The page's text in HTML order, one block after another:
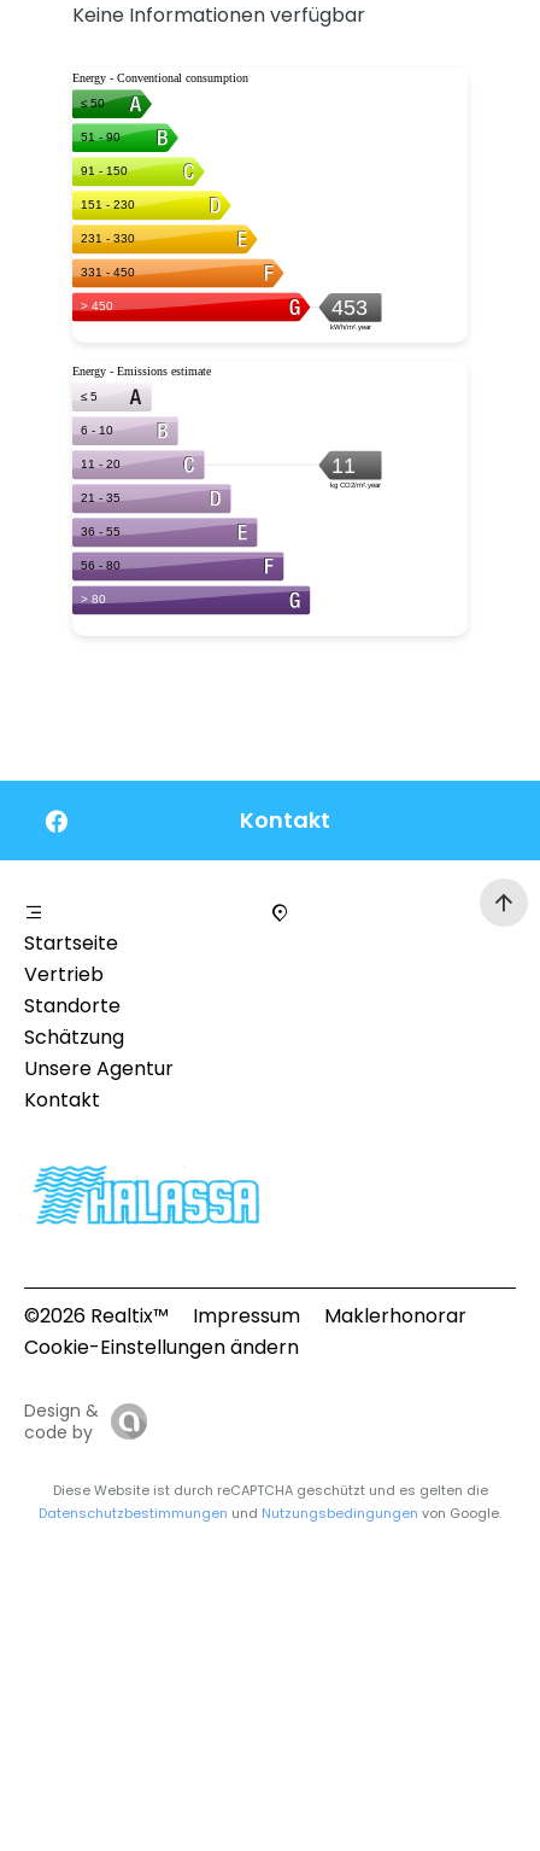
Keine Informationen verfügbar
Kontakt
Startseite
Vertrieb
Standorte
Schätzung
Unsere Agentur
Kontakt
©2026 Realtix™ Impressum
Maklerhonorar
Cookie-Einstellungen ändern
Design &
code by
Diese Website ist durch reCAPTCHA geschützt und es gelten die
Datenschutzbestimmungen und Nutzungsbedingungen von Google.